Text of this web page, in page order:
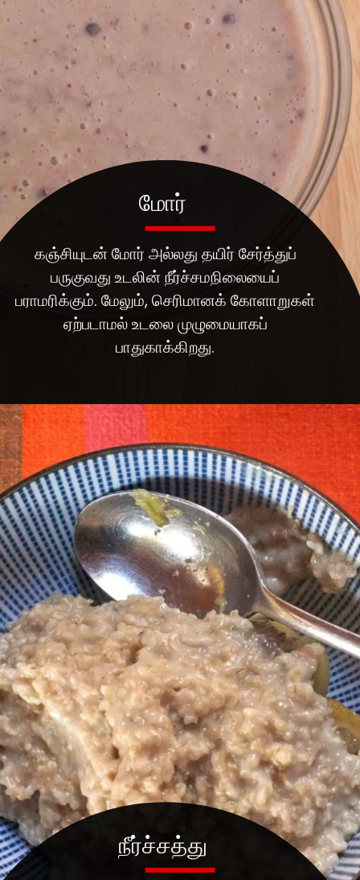
கஞ்சியுடன் மோர் அல்லது தயிர் சேர்த்துப்
பருகுவது உடலின் நீர்ச்சமநிலையைப்
பராமரிக்கும். மேலும், செரிமானக் கோளாறுகள்
ஏற்படாமல் உடலை முழுமையாகப்
பாதுகாக்கிறது.
மோர்